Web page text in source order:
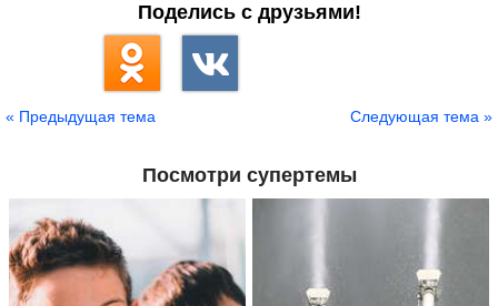
Поделись с друзьями!
« Предыдущая тема Следующая тема »
Посмотри супертемы